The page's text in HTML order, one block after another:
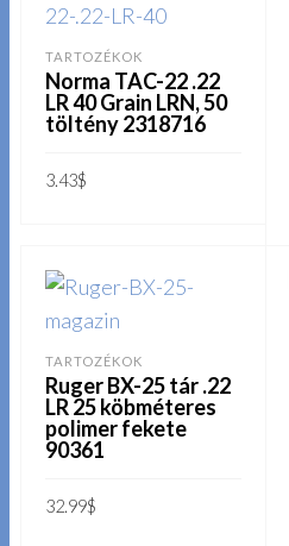
TARTOZÉKOK
Norma TAC-22 .22
LR 40 Grain LRN, 50
töltény 2318716
3.43$
TARTOZÉKOK
Ruger BX-25 tár .22
LR 25 köbméteres
polimer fekete
90361
32.99$